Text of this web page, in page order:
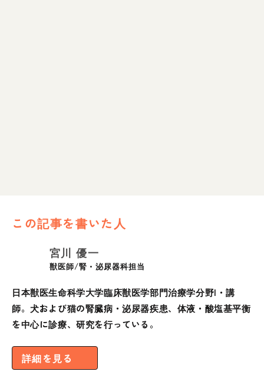
この記事を書いた人
宮川 優一
獣医師/腎・泌尿器科担当
日本獣医生命科学大学臨床獣医学部門治療学分野I・講
師。犬および猫の腎臓病・泌尿器疾患、体液・酸塩基平衡
を中心に診療、研究を行っている。
詳細を見る